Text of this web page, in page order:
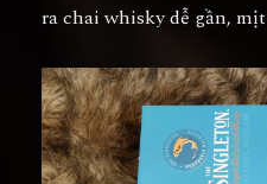
ra chai whisky dễ gần,